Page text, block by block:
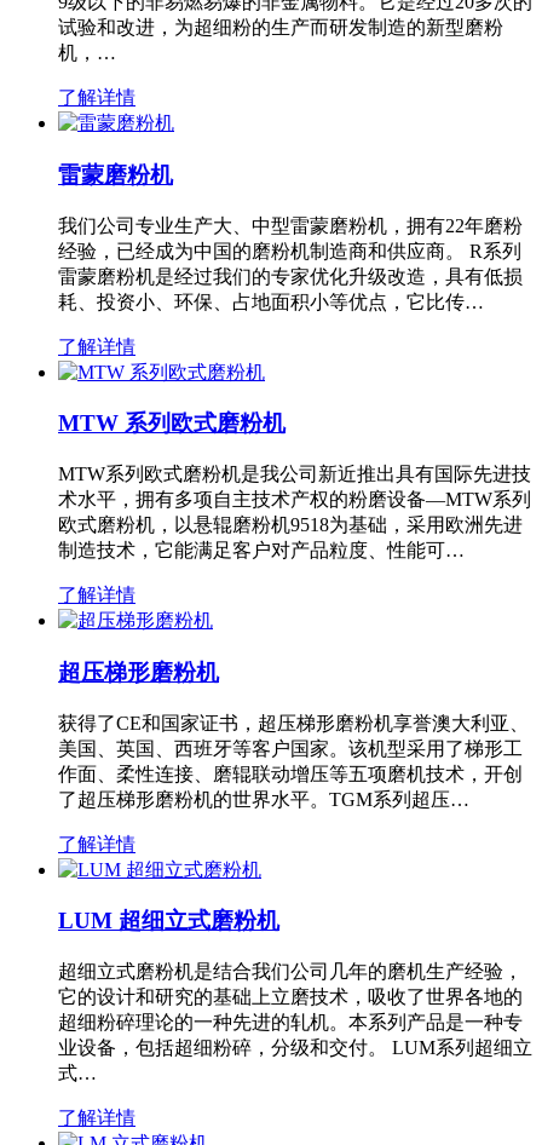
试验和改进，为超细粉的生产而研发制造的新型磨粉
机，…
了解详情
雷蒙磨粉机
我们公司专业生产大、中型雷蒙磨粉机，拥有22年磨粉
经验，已经成为中国的磨粉机制造商和供应商。 R系列
雷蒙磨粉机是经过我们的专家优化升级改造，具有低损
耗、投资小、环保、占地面积小等优点，它比传…
了解详情
MTW 系列欧式磨粉机
MTW系列欧式磨粉机是我公司新近推出具有国际先进技
术水平，拥有多项自主技术产权的粉磨设备—MTW系列
欧式磨粉机，以悬辊磨粉机9518为基础，采用欧洲先进
制造技术，它能满足客户对产品粒度、性能可…
了解详情
超压梯形磨粉机
获得了CE和国家证书，超压梯形磨粉机享誉澳大利亚、
美国、英国、西班牙等客户国家。该机型采用了梯形工
作面、柔性连接、磨辊联动增压等五项磨机技术，开创
了超压梯形磨粉机的世界水平。TGM系列超压…
了解详情
LUM 超细立式磨粉机
超细立式磨粉机是结合我们公司几年的磨机生产经验，
它的设计和研究的基础上立磨技术，吸收了世界各地的
超细粉碎理论的一种先进的轧机。本系列产品是一种专
业设备，包括超细粉碎，分级和交付。 LUM系列超细立
式…
了解详情